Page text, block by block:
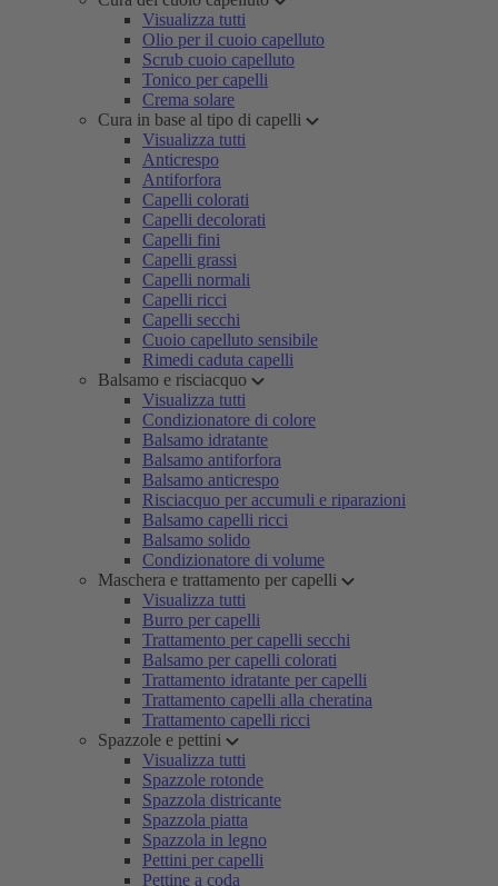
Visualizza tutti
Olio per il cuoio capelluto
Scrub cuoio capelluto
Tonico per capelli
Crema solare
Cura in base al tipo di capelli
Visualizza tutti
Anticrespo
Antiforfora
Capelli colorati
Capelli decolorati
Capelli fini
Capelli grassi
Capelli normali
Capelli ricci
Capelli secchi
Cuoio capelluto sensibile
Rimedi caduta capelli
Balsamo e risciacquo
Visualizza tutti
Condizionatore di colore
Balsamo idratante
Balsamo antiforfora
Balsamo anticrespo
Risciacquo per accumuli e riparazioni
Balsamo capelli ricci
Balsamo solido
Condizionatore di volume
Maschera e trattamento per capelli
Visualizza tutti
Burro per capelli
Trattamento per capelli secchi
Balsamo per capelli colorati
Trattamento idratante per capelli
Trattamento capelli alla cheratina
Trattamento capelli ricci
Spazzole e pettini
Visualizza tutti
Spazzole rotonde
Spazzola districante
Spazzola piatta
Spazzola in legno
Pettini per capelli
Pettine a coda